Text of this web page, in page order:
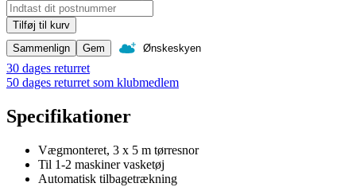
Tilføj til kurv
Sammenlign
Gem Ønskeskyen
30 dages returret
50 dages returret som klubmedlem
Specifikationer
Vægmonteret, 3 x 5 m tørresnor
Til 1-2 maskiner vasketøj
Automatisk tilbagetrækning